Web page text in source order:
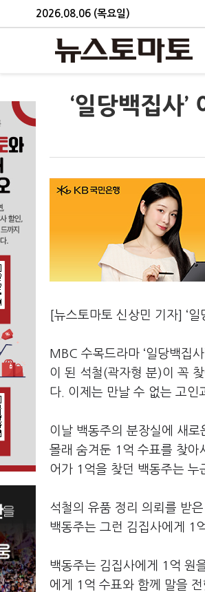
2026.08.06 (목요일)
‘일당백집사
[뉴스토마토 신상민 기자] ‘
MBC 수목드라마 ‘일당백집사
이 된 석철(곽자형 분)이 꼭
다
이제는 만날 수 없는 고인
이날 백동주의 분장실에 새로
몰래 숨겨둔 1 억 수표를 찾아
어가 1 억을 찾던 백동주는 누
석철의 유품 정리 의뢰를 받
백동주는 그런 김집사에게
1
백동주는 김집사에게 1 억 원
에게
1 억 수표와 함께 말을